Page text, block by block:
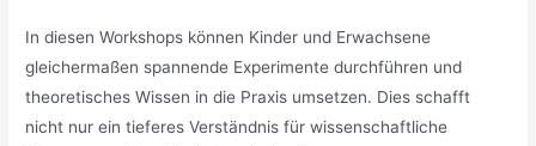
In diesen Workshops können Kinder und Erwachsene
gleichermaßen spannende Experimente durchführen und
theoretisches Wissen in die Praxis umsetzen. Dies schafft
nicht nur ein tieferes Verständnis für wissenschaftliche